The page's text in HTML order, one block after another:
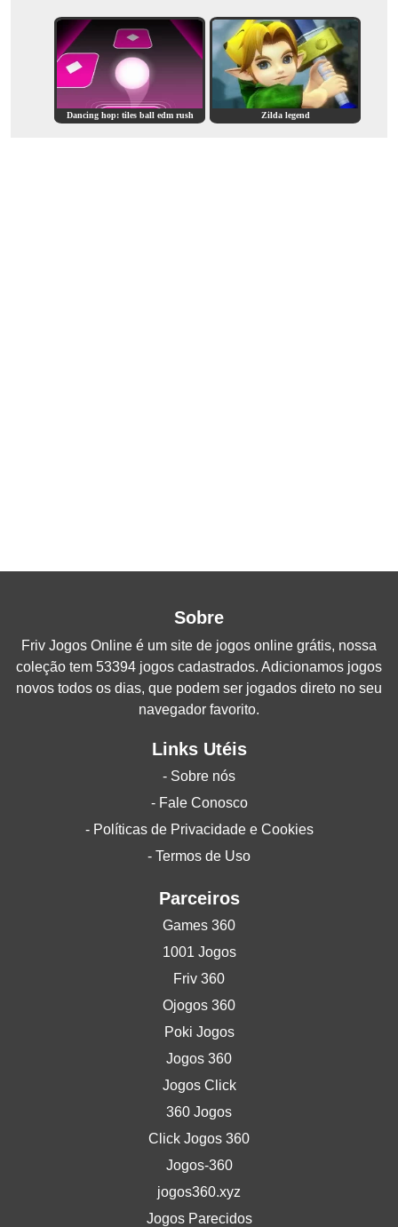
Dancing hop: tiles ball edm rush Zilda legend
Sobre
Friv Jogos Online é um site de jogos online grátis, nossa
coleção tem 53394 jogos cadastrados. Adicionamos jogos
novos todos os dias, que podem ser jogados direto no seu
navegador favorito.
Links Utéis
- Sobre nós
- Fale Conosco
- Políticas de Privacidade e Cookies
- Termos de Uso
Parceiros
Games 360
1001 Jogos
Friv 360
Ojogos 360
Poki Jogos
Jogos 360
Jogos Click
360 Jogos
Click Jogos 360
Jogos-360
jogos360.xyz
Jogos Parecidos